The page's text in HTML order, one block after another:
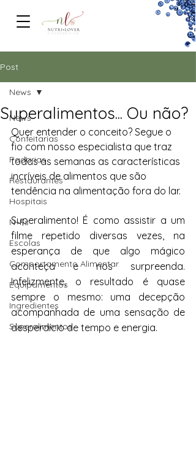
Post
News
Confeitarias
Padarias
Restaurantes
Hospitais
N+Fs
Escolas
Comportamento Alimentar
Equipamentos
Ingredientes
Superalimentos
News
Superalimentos... Ou não?
Quer entender o conceito? Segue o
fio com nosso especialista que traz
todas as semanas as características
incríveis de alimentos que são
tendência na alimentação fora do lar.
Superalimento! É como assistir a um
filme repetido diversas vezes, na
esperança de que algo mágico
aconteça e nos surpreenda.
Infelizmente, o resultado é quase
sempre o mesmo: uma decepção
acompanhada de uma sensação de
desperdício de tempo e energia.